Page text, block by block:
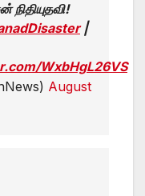
நிதியுதவி!
|
WxbHgL26VS
August